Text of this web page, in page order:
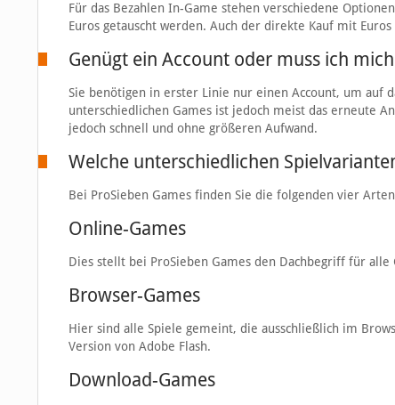
Für das Bezahlen In-Game stehen verschiedene
Euros getauscht werden. Auch der direkte Kauf mit
Genügt ein Account oder muss ich
Sie benötigen in erster Linie nur einen Account, um auf
unterschiedlichen Games ist jedoch meist das erneute
jedoch schnell und ohne größeren Aufwand.
Welche unterschiedlichen
Bei ProSieben Games finden Sie die folgenden vier
Online-Games
Dies stellt bei ProSieben Games den Dachbegriff für
Browser-Games
Hier sind alle Spiele gemeint, die ausschließlich im
Version von Adobe Flash.
Download-Games